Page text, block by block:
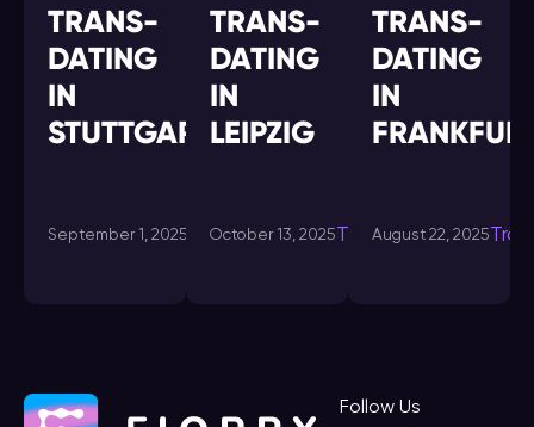
TRANS-
DATING
IN
STUTTGART
September 1, 2025
Transdating-
TRANS-
DATING
IN
LEIPZIG
October 13, 2025Transdating-
TRANS-
DATING
IN
August 22, 2025
Follow Us